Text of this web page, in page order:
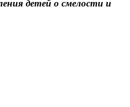
детей о смелости и